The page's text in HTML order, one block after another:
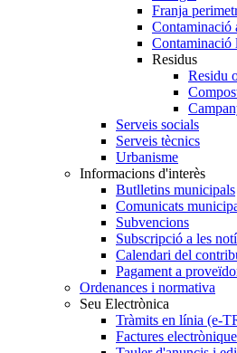
Franja
Contaminació
Contaminació
Residus
Residu
Serveis socials
Serveis tècnics
Urbanisme
Informacions d'interès
Butlletins municipals
Comunicats
Subvencions
Subscripció a les
Calendari del
Pagament a
Ordenances i normativa
Seu Electrònica
Tràmits en línia (e-
Factures